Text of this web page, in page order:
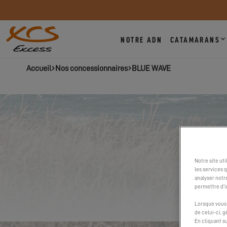
NOTRE ADN CATAMARANS
Accueil Nos concessionnaires BLUE WAVE
Notre site
les services
analyser
permettre
Lorsque
de celui-ci,
En cliquant